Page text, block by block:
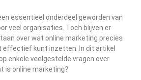
essentieel onderdeel geworden van
veel organisaties. Toch blijven er
over wat online marketing precies
effectief kunt inzetten. In dit artikel
enkele veelgestelde vragen over
is online marketing?